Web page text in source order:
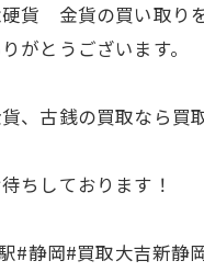
貨 金貨の買い取り
がとうございます。
、古銭の買取なら買
ちしております！
#静岡#買取大吉新